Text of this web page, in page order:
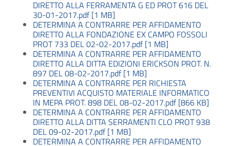
DIRETTO ALLA FERRAMENTA G ED PROT 616 DEL
30-01-2017.pdf [1 MB]
DETERMINA A CONTRARRE PER AFFIDAMENTO
DIRETTO ALLA FONDAZIONE EX CAMPO FOSSOLI
PROT 733 DEL 02-02-2017.pdf [1 MB]
DETERMINA A CONTRARRE PER AFFIDAMENTO
DIRETTO ALLA DITTA EDIZIONI ERICKSON PROT. N.
897 DEL 08-02-2017.pdf [1 MB]
DETERMINA A CONTRARRE PER RICHIESTA
PREVENTIVI ACQUISTO MATERIALE INFORMATICO
IN MEPA PROT. 898 DEL 08-02-2017.pdf [866 KB]
DETERMINA A CONTRARRE PER AFFIDAMENTO
DIRETTO ALLA DITTA SERRAMENTI CLO PROT 938
DEL 09-02-2017.pdf [1 MB]
DETERMINA A CONTRARRE PER AFFIDAMENTO